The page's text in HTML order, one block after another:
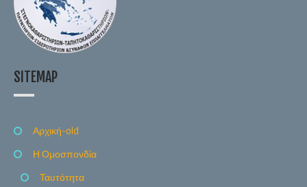
SITEMAP
Αρχική-old
Η Ομοσπονδία
Ταυτότητα